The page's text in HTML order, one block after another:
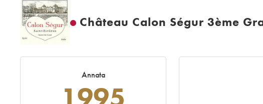
Château Calon Ségur 3ème
Annata